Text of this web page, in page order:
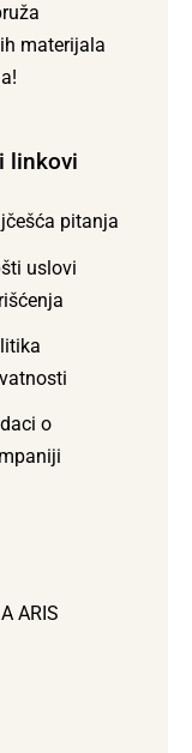
materijala
linkovi
pitanja
uslovi
o
ARIS